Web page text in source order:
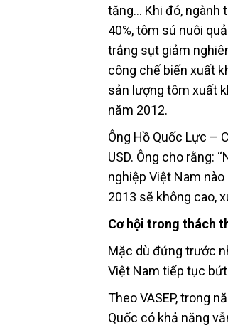
tăng… Khi đó, ngành
40%, tôm sú nuôi
trắng sụt giảm
công chế biến xuất
sản lượng tôm xuất
năm 2012.
Ông Hồ Quốc Lực –
USD. Ông cho rằng:
nghiệp Việt Nam
2013 sẽ không cao,
Cơ hội trong thách
Mặc dù đứng trước
Việt Nam tiếp tục bứt
Theo VASEP, trong
Quốc có khả năng